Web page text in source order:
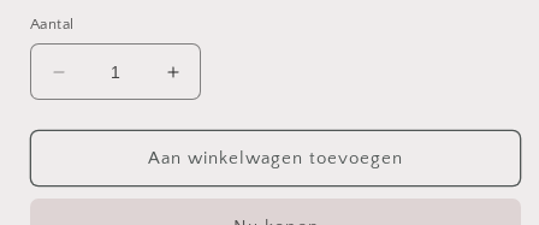
Aantal
Aantal
verlagen
voor
Douchegel
mini
Aantal
verhogen
voor
Douchegel
mini
Aan winkelwagen toevoegen